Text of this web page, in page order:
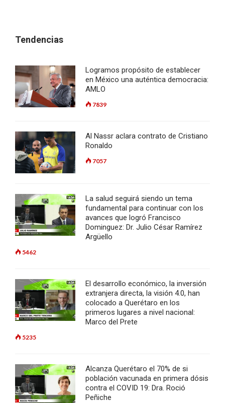
Tendencias
Logramos propósito de establecer
en México una auténtica democracia:
AMLO
7839
Al Nassr aclara contrato de Cristiano
Ronaldo
7057
La salud seguirá siendo un tema
fundamental para continuar con los
avances que logró Francisco
Dominguez: Dr. Julio César Ramírez
Argüello
5462
El desarrollo económico, la inversión
extranjera directa, la visión 4.0, han
colocado a Querétaro en los
primeros lugares a nivel nacional:
Marco del Prete
5235
Alcanza Querétaro el 70% de si
población vacunada en primera dósis
contra el COVID 19: Dra. Roció
Peñiche